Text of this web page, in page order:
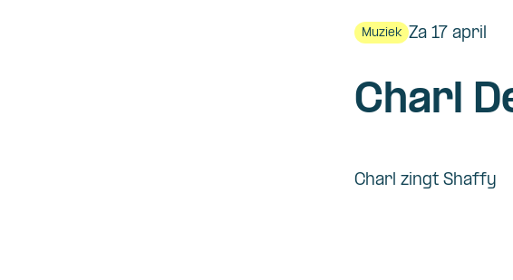
Muziek Za 17 april
Charl
Charl zingt Shaffy